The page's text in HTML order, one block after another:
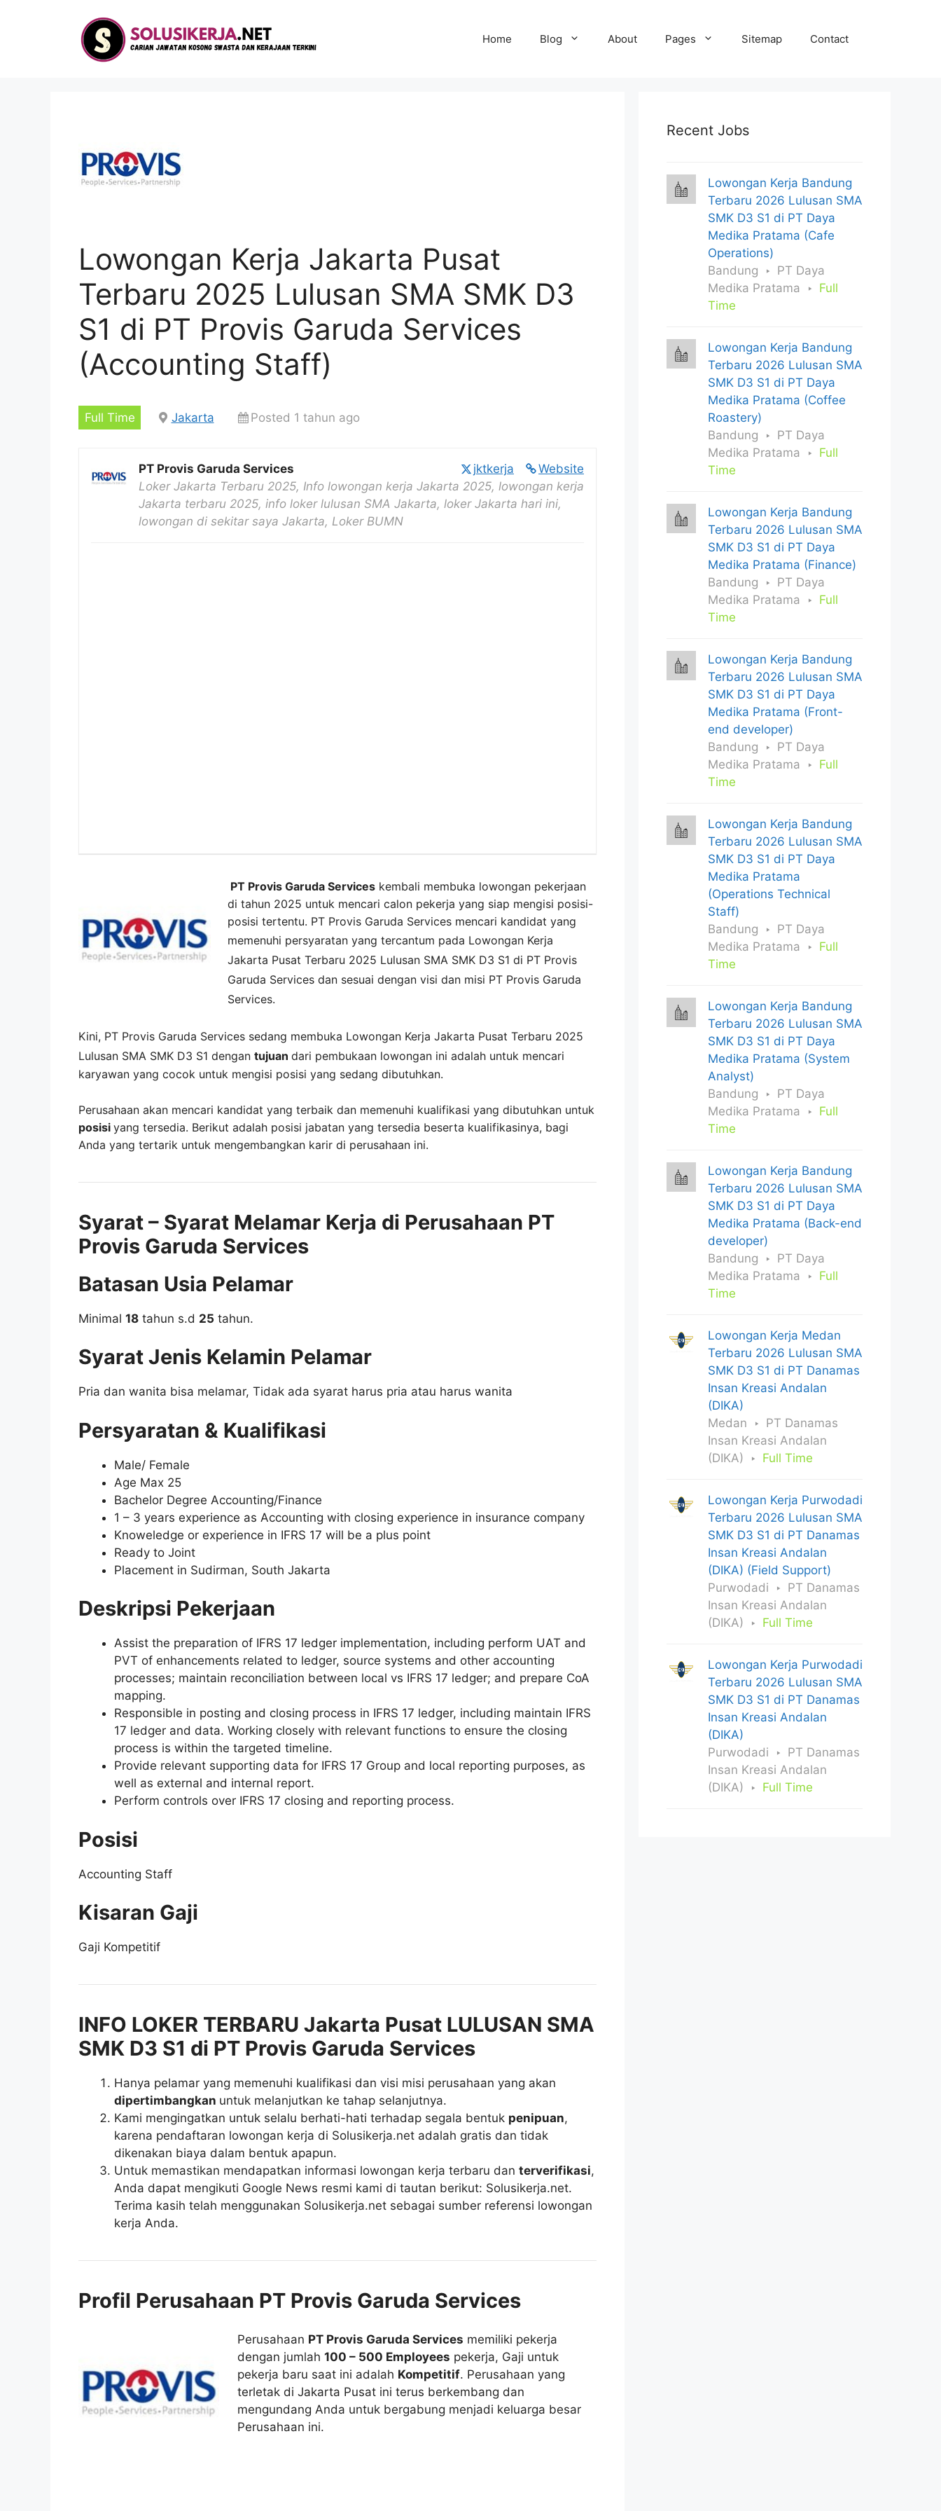
Home Blog About Pages Sitemap Contact
Lowongan Kerja Jakarta Pusat
Terbaru 2025 Lulusan SMA SMK D3
S1 di PT Provis Garuda Services
(Accounting Staff)
Full Time Jakarta Posted 1 tahun ago
Website
jktkerja
PT Provis Garuda Services
Loker Jakarta Terbaru 2025, Info lowongan kerja Jakarta 2025, lowongan kerja
Jakarta terbaru 2025, info loker lulusan SMA Jakarta, loker Jakarta hari ini,
lowongan di sekitar saya Jakarta, Loker BUMN
PT Provis Garuda Services kembali membuka lowongan pekerjaan
di tahun 2025 untuk mencari calon pekerja yang siap mengisi posisi-
posisi tertentu. PT Provis Garuda Services mencari kandidat yang
memenuhi persyaratan yang tercantum pada Lowongan Kerja
Jakarta Pusat Terbaru 2025 Lulusan SMA SMK D3 S1 di PT Provis
Garuda Services dan sesuai dengan visi dan misi PT Provis Garuda
Services.
Kini, PT Provis Garuda Services sedang membuka Lowongan Kerja Jakarta Pusat Terbaru 2025
Lulusan SMA SMK D3 S1 dengan tujuan dari pembukaan lowongan ini adalah untuk mencari
karyawan yang cocok untuk mengisi posisi yang sedang dibutuhkan.
Perusahaan akan mencari kandidat yang terbaik dan memenuhi kualifikasi yang dibutuhkan untuk
posisi yang tersedia. Berikut adalah posisi jabatan yang tersedia beserta kualifikasinya, bagi
Anda yang tertarik untuk mengembangkan karir di perusahaan ini.
Syarat – Syarat Melamar Kerja di Perusahaan PT
Provis Garuda Services
Batasan Usia Pelamar
Minimal 18 tahun s.d 25 tahun.
Syarat Jenis Kelamin Pelamar
Pria dan wanita bisa melamar, Tidak ada syarat harus pria atau harus wanita
Persyaratan & Kualifikasi
Male/ Female
Age Max 25
Bachelor Degree Accounting/Finance
1 – 3 years experience as Accounting with closing experience in insurance company
Knoweledge or experience in IFRS 17 will be a plus point
Ready to Joint
Placement in Sudirman, South Jakarta
Deskripsi Pekerjaan
Assist the preparation of IFRS 17 ledger implementation, including perform UAT and
PVT of enhancements related to ledger, source systems and other accounting
processes; maintain reconciliation between local vs IFRS 17 ledger; and prepare CoA
mapping.
Responsible in posting and closing process in IFRS 17 ledger, including maintain IFRS
17 ledger and data. Working closely with relevant functions to ensure the closing
process is within the targeted timeline.
Provide relevant supporting data for IFRS 17 Group and local reporting purposes, as
well as external and internal report.
Perform controls over IFRS 17 closing and reporting process.
Posisi
Accounting Staff
Kisaran Gaji
Gaji Kompetitif
INFO LOKER TERBARU Jakarta Pusat LULUSAN SMA
SMK D3 S1 di PT Provis Garuda Services
Hanya pelamar yang memenuhi kualifikasi dan visi misi perusahaan yang akan
dipertimbangkan untuk melanjutkan ke tahap selanjutnya.
Kami mengingatkan untuk selalu berhati-hati terhadap segala bentuk penipuan,
karena pendaftaran lowongan kerja di Solusikerja.net adalah gratis dan tidak
dikenakan biaya dalam bentuk apapun.
Untuk memastikan mendapatkan informasi lowongan kerja terbaru dan terverifikasi,
Anda dapat mengikuti Google News resmi kami di tautan berikut: Solusikerja.net.
Terima kasih telah menggunakan Solusikerja.net sebagai sumber referensi lowongan
kerja Anda.
Profil Perusahaan PT Provis Garuda Services
Perusahaan PT Provis Garuda Services memiliki pekerja
dengan jumlah 100 – 500 Employees pekerja, Gaji untuk
pekerja baru saat ini adalah Kompetitif. Perusahaan yang
terletak di Jakarta Pusat ini terus berkembang dan
mengundang Anda untuk bergabung menjadi keluarga besar
Perusahaan ini.
Recent Jobs
Lowongan Kerja Bandung
Terbaru 2026 Lulusan SMA
SMK D3 S1 di PT Daya
Medika Pratama (Cafe
Operations)
Bandung
PT Daya
Medika Pratama
Full
Time
Lowongan Kerja Bandung
Terbaru 2026 Lulusan SMA
SMK D3 S1 di PT Daya
Medika Pratama (Coffee
Roastery)
Bandung
PT Daya
Medika Pratama
Full
Time
Lowongan Kerja Bandung
Terbaru 2026 Lulusan SMA
SMK D3 S1 di PT Daya
Medika Pratama (Finance)
Bandung
PT Daya
Medika Pratama
Full
Time
Lowongan Kerja Bandung
Terbaru 2026 Lulusan SMA
SMK D3 S1 di PT Daya
Medika Pratama (Front-
end developer)
Bandung
PT Daya
Medika Pratama
Full
Time
Lowongan Kerja Bandung
Terbaru 2026 Lulusan SMA
SMK D3 S1 di PT Daya
Medika Pratama
(Operations Technical
Staff)
Bandung
PT Daya
Medika Pratama
Full
Time
Lowongan Kerja Bandung
Terbaru 2026 Lulusan SMA
SMK D3 S1 di PT Daya
Medika Pratama (System
Analyst)
Bandung
PT Daya
Medika Pratama
Full
Time
Lowongan Kerja Bandung
Terbaru 2026 Lulusan SMA
SMK D3 S1 di PT Daya
Medika Pratama (Back-end
developer)
Bandung
PT Daya
Medika Pratama
Full
Time
Lowongan Kerja Medan
Terbaru 2026 Lulusan SMA
SMK D3 S1 di PT Danamas
Insan Kreasi Andalan
(DIKA)
Medan
PT Danamas
Insan Kreasi Andalan
(DIKA)
Full Time
Lowongan Kerja Purwodadi
Terbaru 2026 Lulusan SMA
SMK D3 S1 di PT Danamas
Insan Kreasi Andalan
(DIKA) (Field Support)
Purwodadi
PT Danamas
Insan Kreasi Andalan
(DIKA)
Full Time
Lowongan Kerja Purwodadi
Terbaru 2026 Lulusan SMA
SMK D3 S1 di PT Danamas
Insan Kreasi Andalan
(DIKA)
Purwodadi
PT Danamas
Insan Kreasi Andalan
(DIKA)
Full Time